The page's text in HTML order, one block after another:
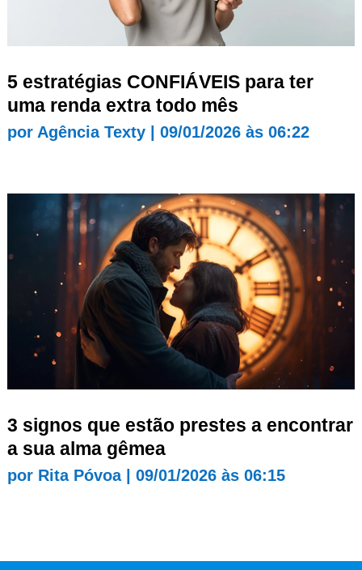
5 estratégias CONFIÁVEIS para ter
uma renda extra todo mês
por Agência Texty| 09/01/2026 às 06:22
3 signos que estão prestes a encontrar
a sua alma gêmea
por Rita Póvoa| 09/01/2026 às 06:15